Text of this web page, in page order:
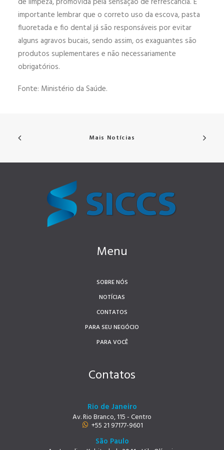
importante lembrar que o correto uso da escova, pasta
fluoretada e fio dental já são responsáveis por evitar
alguns agravos bucais, sendo assim, os exaguantes são
produtos suplementares e não necessariamente
obrigatórios.
Fonte: Ministério da Saúde.
Mais Notícias
Menu
SOBRE NÓS
NOTÍCIAS
CONTATOS
PARA SEU NEGÓCIO
PARA VOCÊ
Contatos
Rio de Janeiro
Av. Rio Branco, 115 - Centro
+55 21 97177-9601
São Paulo